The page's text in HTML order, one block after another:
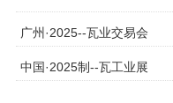
广州·2025--瓦业交易会
中国·2025制--瓦工业展